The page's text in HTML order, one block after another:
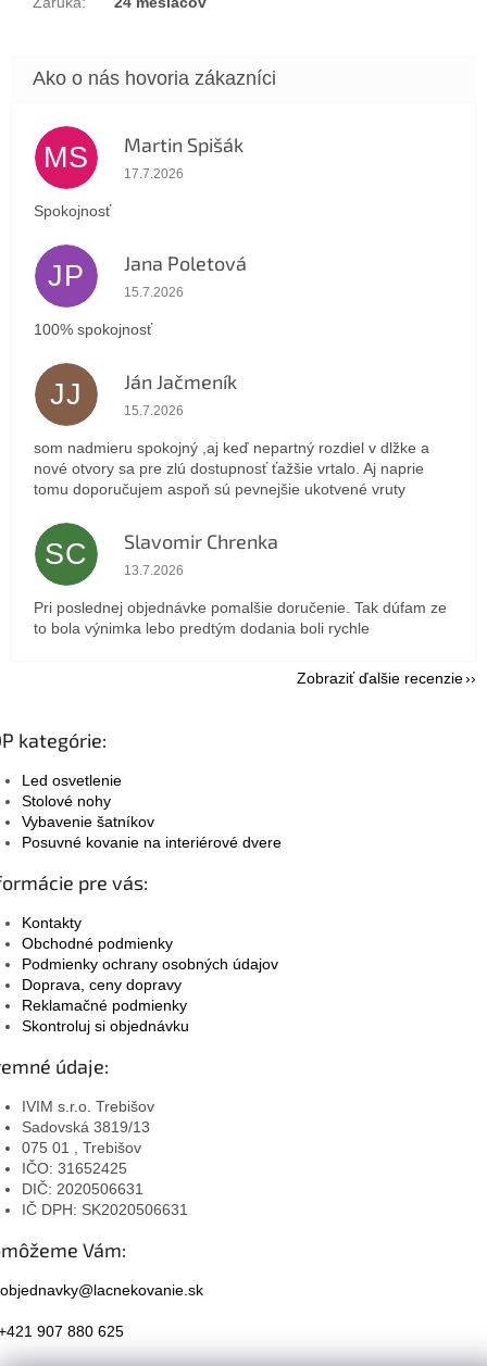
MS Martin Spišák
Hodnotenie obchodu je 5 z 5 hviezdičiek.
17.7.2026
Spokojnosť
JP Jana Poletová
Hodnotenie obchodu je 5 z 5 hviezdičiek.
15.7.2026
100% spokojnosť
JJ Ján Jačmeník
Hodnotenie obchodu je 5 z 5 hviezdičiek.
15.7.2026
som nadmieru spokojný ,aj keď nepartný rozdiel v dlžke a
nové otvory sa pre zlú dostupnosť ťažšie vrtalo. Aj naprie
tomu doporučujem aspoň sú pevnejšie ukotvené vruty
SC Slavomir Chrenka
Hodnotenie obchodu je 5 z 5 hviezdičiek.
13.7.2026
Pri poslednej objednávke pomalšie doručenie. Tak dúfam ze
to bola výnimka lebo predtým dodania boli rychle
Zobraziť ďalšie recenzie
kategórie:
Led osvetlenie
Stolové nohy
Vybavenie šatníkov
Posuvné kovanie na interiérové dvere
pre vás:
Kontakty
Obchodné podmienky
Podmienky ochrany osobných údajov
Doprava, ceny dopravy
Reklamačné podmienky
Skontroluj si objednávku
údaje:
IVIM s.r.o. Trebišov
Sadovská 3819/13
075 01 , Trebišov
IČO: 31652425
DIČ: 2020506631
IČ DPH: SK2020506631
Vám:
objednavky@lacnekovanie.sk
907 880 625